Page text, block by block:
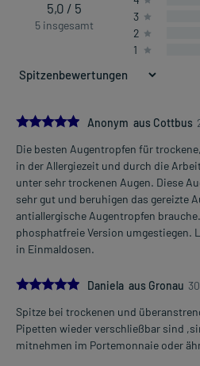
5,0 / 5
5 insgesamt
3
2
1
5.0Anonym aus Cottbus
Die besten Augentropfen für
in der Allergiezeit und durch die
unter sehr trockenen Augen. Diese
sehr gut und beruhigen das gereizte
antiallergische Augentropfen
phosphatfreie Version umgestiegen.
in Einmaldosen.
5.0
Daniela aus Gronau
Spitze bei trockenen und
Pipetten wieder verschließbar sind
mitnehmen im Portemonnaie oder